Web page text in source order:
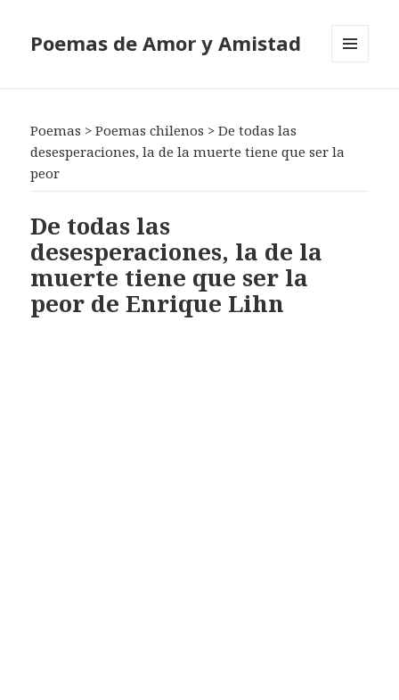
Poemas de Amor y Amistad
Poemas >Poemas chilenos >De todas las
desesperaciones, la de la muerte tiene que ser la
peor
De todas las
desesperaciones, la de la
muerte tiene que ser la
peor de Enrique Lihn